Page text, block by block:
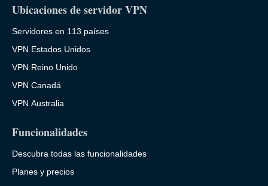
Ubicaciones de servidor VPN
Servidores en 113 países
VPN Estados Unidos
VPN Reino Unido
VPN Canadá
VPN Australia
Funcionalidades
Descubra todas las funcionalidades
Planes y precios